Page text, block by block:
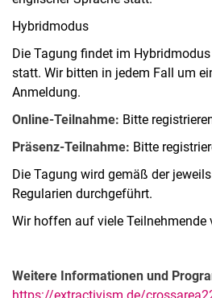
Hybridmodus
Die Tagung findet im
statt. Wir bitten in jedem Fall um
Anmeldung.
Online-Teilnahme: Bitte
Präsenz-Teilnahme: Bitte
Die Tagung wird gemäß der
Regularien durchgeführt.
Wir hoffen auf viele Teilnehmende
Weitere Informationen und